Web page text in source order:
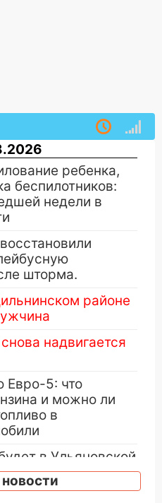
ребенка,
беспилотников:
недели в
шторма.
районе
надвигается
Евро-5: что
и можно ли
в
в Ульяновской